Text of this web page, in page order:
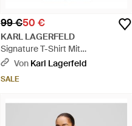
99 €50 €
KARL LAGERFELD
Signature T-Shirt Mit
Seilapplikation, Damen, Größe -
Von Karl Lagerfeld
SALE